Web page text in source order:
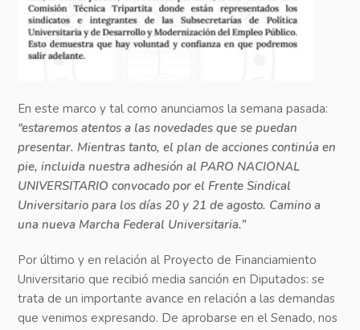
En este marco y tal como anunciamos la semana pasada:
“estaremos atentos a las novedades que se puedan
presentar. Mientras tanto, el plan de acciones continúa en
pie, incluida nuestra adhesión al PARO NACIONAL
UNIVERSITARIO convocado por el Frente Sindical
Universitario para los días 20 y 21 de agosto. Camino a
una nueva Marcha Federal Universitaria.”
Por último y en relación al Proyecto de Financiamiento
Universitario que recibió media sanción en Diputados: se
trata de un importante avance en relación a las demandas
que venimos expresando. De aprobarse en el Senado, nos